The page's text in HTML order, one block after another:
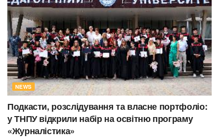
NEWS
Подкасти, розслідування та власне портфоліо:
у ТНПУ відкрили набір на освітню програму
«Журналістика»